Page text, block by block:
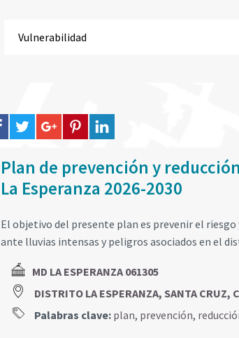
Plan de prevención y
La Esperanza 2026-2030
El objetivo del presente plan es prevenir el
ante lluvias intensas y peligros asociados en el
MD LA ESPERANZA 061305
DISTRITO LA ESPERANZA, SANTA CRUZ,
Palabras clave: plan, prevención,